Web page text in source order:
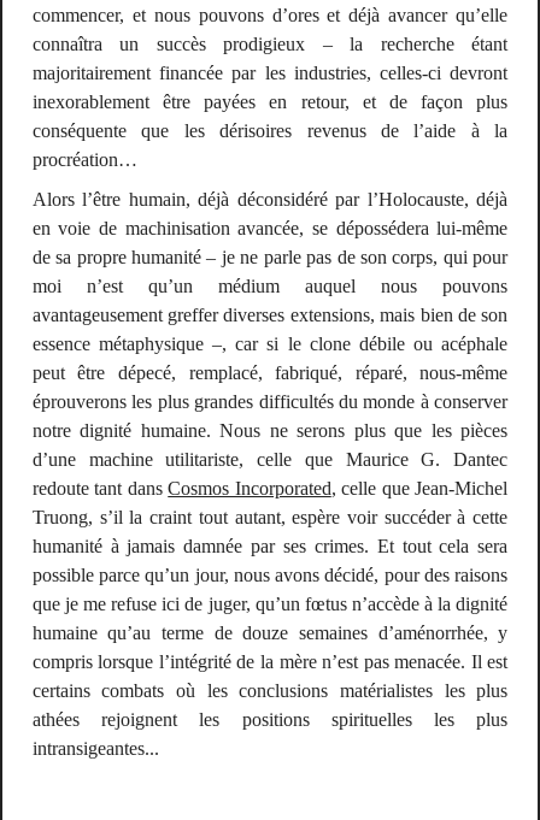
commencer, et nous pouvons d’ores et déjà avancer qu’elle
connaîtra un succès prodigieux – la recherche étant
majoritairement financée par les industries, celles-ci devront
inexorablement être payées en retour, et de façon plus
conséquente que les dérisoires revenus de l’aide à la
procréation…
Alors l’être humain, déjà déconsidéré par l’Holocauste, déjà
en voie de machinisation avancée, se dépossédera lui-même
de sa propre humanité – je ne parle pas de son corps, qui pour
moi n’est qu’un médium auquel nous pouvons
avantageusement greffer diverses extensions, mais bien de son
essence métaphysique –, car si le clone débile ou acéphale
peut être dépecé, remplacé, fabriqué, réparé, nous-même
éprouverons les plus grandes difficultés du monde à conserver
notre dignité humaine. Nous ne serons plus que les pièces
d’une machine utilitariste, celle que Maurice G. Dantec
redoute tant dansCosmos Incorporated, celle que Jean-Michel
Truong, s’il la craint tout autant, espère voir succéder à cette
humanité à jamais damnée par ses crimes. Et tout cela sera
possible parce qu’un jour, nous avons décidé, pour des raisons
que je me refuse ici de juger, qu’un fœtus n’accède à la dignité
humaine qu’au terme de douze semaines d’aménorrhée, y
compris lorsque l’intégrité de la mère n’est pas menacée. Il est
certains combats où les conclusions matérialistes les plus
athées rejoignent les positions spirituelles les plus
intransigeantes...